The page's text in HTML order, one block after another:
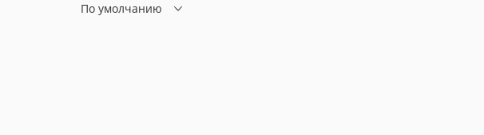
По умолчанию